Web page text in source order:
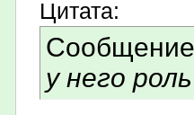
Цитата:
у него